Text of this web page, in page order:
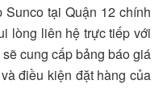
tại Quận 12 chính
lòng liên hệ trực tiếp với
cung cấp bảng báo giá
điều kiện đặt hàng của